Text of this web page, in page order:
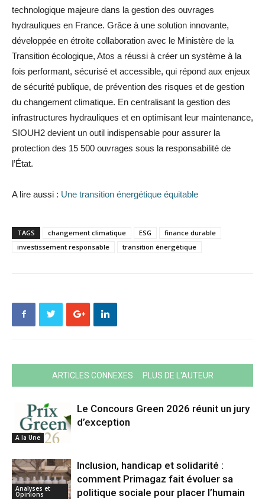
technologique majeure dans la gestion des ouvrages
hydrauliques en France. Grâce à une solution innovante,
développée en étroite collaboration avec le Ministère de la
Transition écologique, Atos a réussi à créer un système à la
fois performant, sécurisé et accessible, qui répond aux enjeux
de sécurité publique, de prévention des risques et de gestion
du changement climatique. En centralisant la gestion des
infrastructures hydrauliques et en optimisant leur maintenance,
SIOUH2 devient un outil indispensable pour assurer la
protection des 15 500 ouvrages sous la responsabilité de
l’État.
A lire aussi : Une transition énergétique équitable
TAGS changement climatique ESG
finance durable
investissement responsable
transition énergétique
ARTICLES CONNEXES PLUS DE L'AUTEUR
A la Une
Le Concours Green 2026 réunit un jury
d’exception
Analyses et
Opinions
Inclusion, handicap et solidarité :
comment Primagaz fait évoluer sa
politique sociale pour placer l’humain